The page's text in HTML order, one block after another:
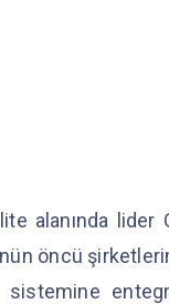
alanında
öncü